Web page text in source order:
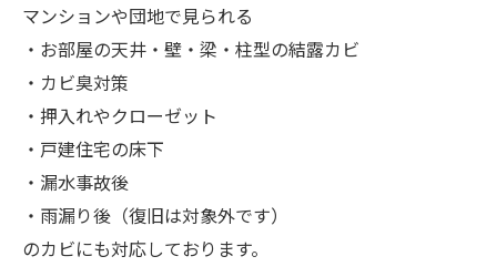
マンションや団地で見られる
・お部屋の天井・壁・梁・柱型の結露カビ
・カビ臭対策
・押入れやクローゼット
・戸建住宅の床下
・漏水事故後
・雨漏り後（復旧は対象外です）
のカビにも対応しております。